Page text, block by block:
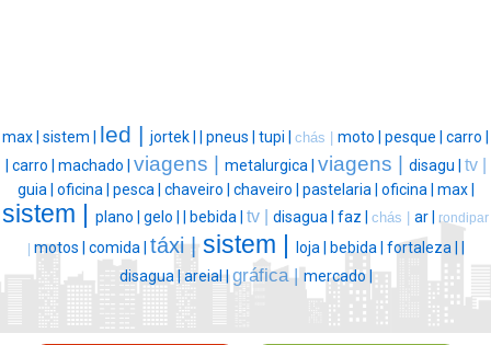
max | sistem | led | jortek | | pneus | tupi | chás | moto | pesque | carro |
| carro | machado | viagens | metalurgica | viagens | disagu | tv |
guia | oficina | pesca | chaveiro | chaveiro | pastelaria | oficina | max |
sistem | plano | gelo | | bebida | tv | disagua | faz | chás | ar | rondipar
| motos | comida | táxi |sistem | loja | bebida | fortaleza | |
disagua |areial |gráfica | mercado |